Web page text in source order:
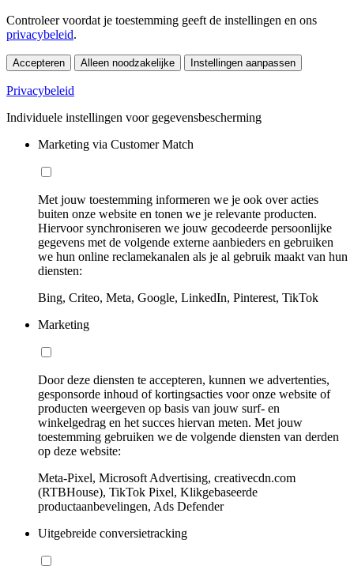
Controleer voordat je toestemming geeft de instellingen en ons
privacybeleid.
Accepteren Alleen noodzakelijke Instellingen aanpassen
Privacybeleid
Individuele instellingen voor gegevensbescherming
Marketing via Customer Match
Met jouw toestemming informeren we je ook over acties
buiten onze website en tonen we je relevante producten.
Hiervoor synchroniseren we jouw gecodeerde persoonlijke
gegevens met de volgende externe aanbieders en gebruiken
we hun online reclamekanalen als je al gebruik maakt van hun
diensten:
Bing, Criteo, Meta, Google, LinkedIn, Pinterest, TikTok
Marketing
Door deze diensten te accepteren, kunnen we advertenties,
gesponsorde inhoud of kortingsacties voor onze website of
producten weergeven op basis van jouw surf- en
winkelgedrag en het succes hiervan meten. Met jouw
toestemming gebruiken we de volgende diensten van derden
op deze website:
Meta-Pixel, Microsoft Advertising, creativecdn.com
(RTBHouse), TikTok Pixel, Klikgebaseerde
productaanbevelingen, Ads Defender
Uitgebreide conversietracking